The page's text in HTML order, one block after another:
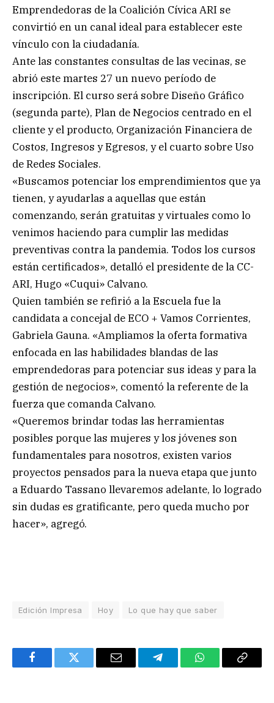
Emprendedoras de la Coalición Cívica ARI se
convirtió en un canal ideal para establecer este
vínculo con la ciudadanía.
Ante las constantes consultas de las vecinas, se
abrió este martes 27 un nuevo período de
inscripción. El curso será sobre Diseño Gráfico
(segunda parte), Plan de Negocios centrado en el
cliente y el producto, Organización Financiera de
Costos, Ingresos y Egresos, y el cuarto sobre Uso
de Redes Sociales.
«Buscamos potenciar los emprendimientos que ya
tienen, y ayudarlas a aquellas que están
comenzando, serán gratuitas y virtuales como lo
venimos haciendo para cumplir las medidas
preventivas contra la pandemia. Todos los cursos
están certificados», detalló el presidente de la CC-
ARI, Hugo «Cuqui» Calvano.
Quien también se refirió a la Escuela fue la
candidata a concejal de ECO + Vamos Corrientes,
Gabriela Gauna. «Ampliamos la oferta formativa
enfocada en las habilidades blandas de las
emprendedoras para potenciar sus ideas y para la
gestión de negocios», comentó la referente de la
fuerza que comanda Calvano.
«Queremos brindar todas las herramientas
posibles porque las mujeres y los jóvenes son
fundamentales para nosotros, existen varios
proyectos pensados para la nueva etapa que junto
a Eduardo Tassano llevaremos adelante, lo logrado
sin dudas es gratificante, pero queda mucho por
hacer», agregó.
Edición Impresa Hoy Lo que hay que saber
FacebookTwitter Email TelegramWhatsAppCopy